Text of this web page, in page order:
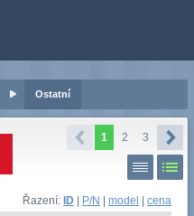
Ostatní
1 2 3
Řazení:ID | P/N |model |cena